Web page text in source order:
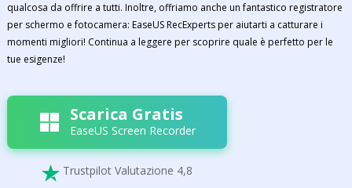
qualcosa da offrire a tutti. Inoltre, offriamo anche un fantastico registratore
per schermo e fotocamera: EaseUS RecExperts per aiutarti a catturare i
momenti migliori! Continua a leggere per scoprire quale è perfetto per le
tue esigenze!
Scarica Gratis
EaseUS Screen Recorder
 Trustpilot Valutazione 4,8